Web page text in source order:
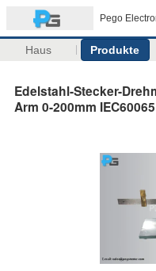
Pego
Haus Produkte
Edelstahl-Stecker-
Arm 0-200mm